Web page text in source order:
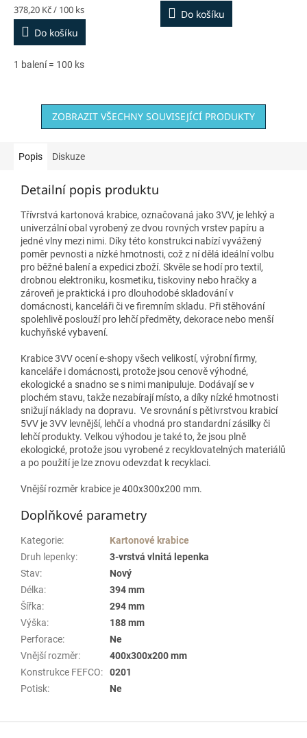
Měrná
cena:
378,20 Kč / 100 ks
Do košíku
1 balení = 100 ks
Do košíku
ZOBRAZIT VŠECHNY SOUVISEJÍCÍ PRODUKTY
Popis Diskuze
Detailní popis produktu
Třívrstvá kartonová krabice, označovaná jako 3VV, je lehký a
univerzální obal vyrobený ze dvou rovných vrstev papíru a
jedné vlny mezi nimi. Díky této konstrukci nabízí vyvážený
poměr pevnosti a nízké hmotnosti, což z ní dělá ideální volbu
pro běžné balení a expedici zboží. Skvěle se hodí pro textil,
drobnou elektroniku, kosmetiku, tiskoviny nebo hračky a
zároveň je praktická i pro dlouhodobé skladování v
domácnosti, kanceláři či ve firemním skladu. Při stěhování
spolehlivě poslouží pro lehčí předměty, dekorace nebo menší
kuchyňské vybavení.
Krabice 3VV ocení e‑shopy všech velikostí, výrobní firmy,
kanceláře i domácnosti, protože jsou cenově výhodné,
ekologické a snadno se s nimi manipuluje. Dodávají se v
plochém stavu, takže nezabírají místo, a díky nízké hmotnosti
snižují náklady na dopravu. Ve srovnání s pětivrstvou krabicí
5VV je 3VV levnější, lehčí a vhodná pro standardní zásilky či
lehčí produkty. Velkou výhodou je také to, že jsou plně
ekologické, protože jsou vyrobené z recyklovatelných materiálů
a po použití je lze znovu odevzdat k recyklaci.
Vnější rozměr krabice je 400x300x200 mm.
Doplňkové parametry
Kategorie:
Kartonové krabice
Druh lepenky:
3-vrstvá vlnitá lepenka
Stav:
Nový
Délka:
394 mm
Šířka:
294 mm
Výška:
188 mm
Perforace:
Ne
Vnější rozměr:
400x300x200 mm
Konstrukce FEFCO:
0201
Potisk: Ne
Z